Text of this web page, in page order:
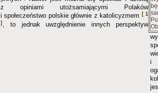
z opiniami utożsamiającymi Polaków
i społeczeństwo polskie głównie z katolicyzmem [ 1
]
, to jednak uwzględnienie innych perspektyw
i